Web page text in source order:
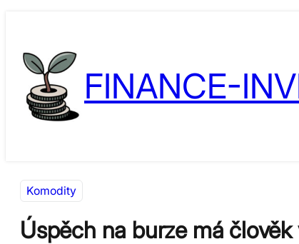
obsah
content
FINANCE-
Komodity
Úspěch na burze má